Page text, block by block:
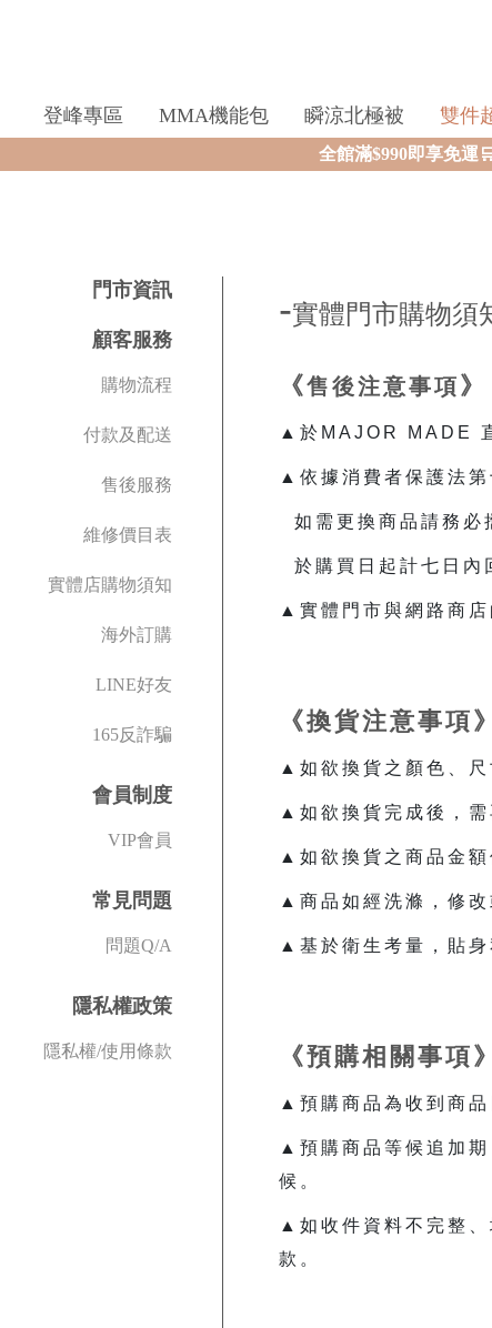
登峰專區 MMA機能包 瞬涼北極被 雙件
全館滿$990即享免運🛒現
門市資訊
顧客服務
購物流程
付款及配送
售後服務
維修價目表
實體店購物須知
海外訂購
LINE好友
165反詐騙
會員制度
VIP會員
常見問題
問題Q/A
隱私權政策
隱私權/使用條款
-實體門市購物須
《售後注意事項 》
▲於MAJOR MADE
▲依據消費者保護法
如需更換商品請務必
於購買日起計七日內
▲實體門市與網路商店
《換貨注意事項》
▲如欲換貨之顏色、尺
▲如欲換貨完成後，
▲如欲換貨之商品金額
▲商品如經洗滌，修改
▲基於衛生考量，貼身
《預購相關事項》
▲預購商品為收到商品
▲預購商品等候追加
候。
▲如收件資料不完整
款。